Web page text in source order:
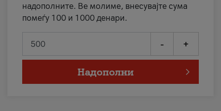
надополните. Ве молиме, внесувајте сума
помеѓу 100 и 1000 денари.
- +
Надополни